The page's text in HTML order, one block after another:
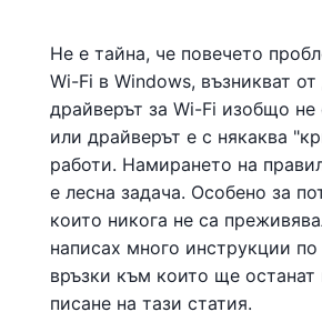
Не е тайна, че повечето
Wi-Fi в Windows, възникват
драйверът за Wi-Fi изобщо не
или драйверът е с някаква
работи. Намирането на
е лесна задача. Особено за
които никога не са
написах много инструкции
връзки към които ще останат
писане на тази статия.